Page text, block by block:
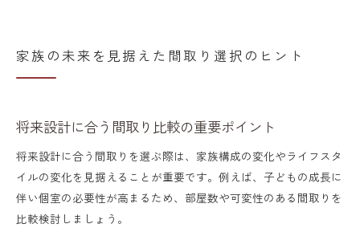
家族の未来を見据えた間取り選択のヒント
将来設計に合う間取り比較の重要ポイント
将来設計に合う間取りを選ぶ際は、家族構成の変化やライフスタ
イルの変化を見据えることが重要です。例えば、子どもの成長に
伴い個室の必要性が高まるため、部屋数や可変性のある間取りを
比較検討しましょう。